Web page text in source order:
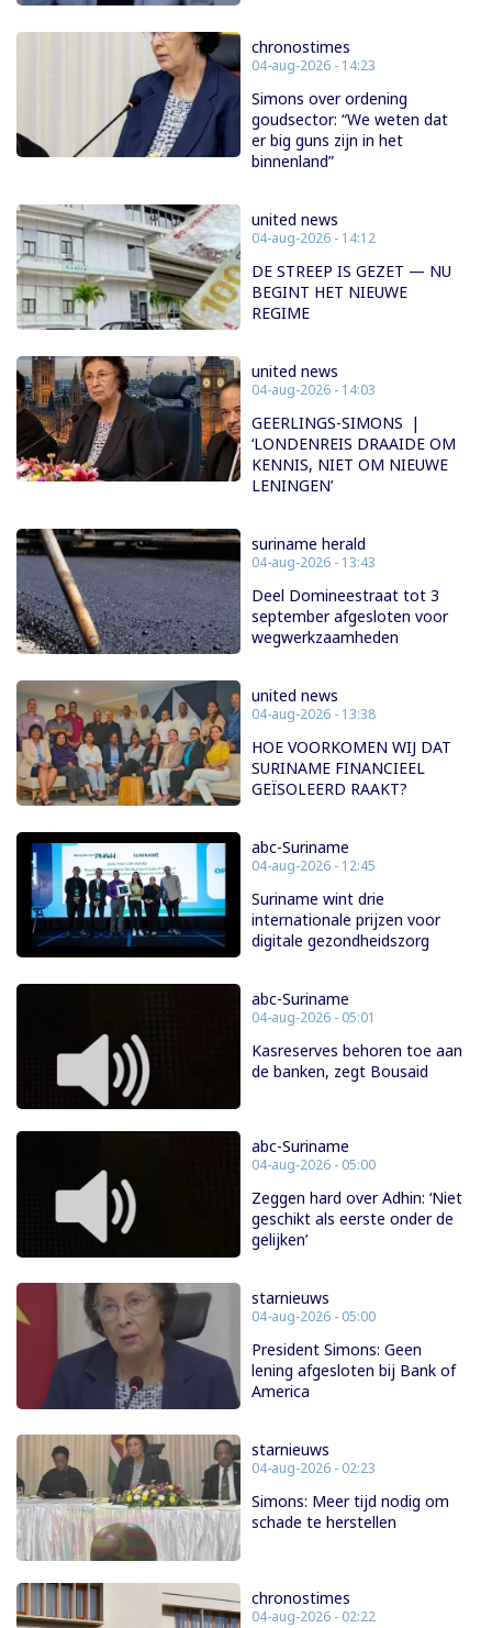
chronostimes
04-aug-2026 - 14:23
Simons over ordening
goudsector: “We weten dat
er big guns zijn in het
binnenland”
united news
04-aug-2026 - 14:12
DE STREEP IS GEZET — NU
BEGINT HET NIEUWE
REGIME
united news
04-aug-2026 - 14:03
GEERLINGS-SIMONS |
‘LONDENREIS DRAAIDE OM
KENNIS, NIET OM NIEUWE
LENINGEN’
suriname herald
04-aug-2026 - 13:43
Deel Domineestraat tot 3
september afgesloten voor
wegwerkzaamheden
united news
04-aug-2026 - 13:38
HOE VOORKOMEN WIJ DAT
SURINAME FINANCIEEL
GEÏSOLEERD RAAKT?
abc-Suriname
04-aug-2026 - 12:45
Suriname wint drie
internationale prijzen voor
digitale gezondheidszorg
abc-Suriname
04-aug-2026 - 05:01
Kasreserves behoren toe aan
de banken, zegt Bousaid
abc-Suriname
04-aug-2026 - 05:00
Zeggen hard over Adhin: ‘Niet
geschikt als eerste onder de
gelijken’
starnieuws
04-aug-2026 - 05:00
President Simons: Geen
lening afgesloten bij Bank of
America
starnieuws
04-aug-2026 - 02:23
Simons: Meer tijd nodig om
schade te herstellen
chronostimes
04-aug-2026 - 02:22